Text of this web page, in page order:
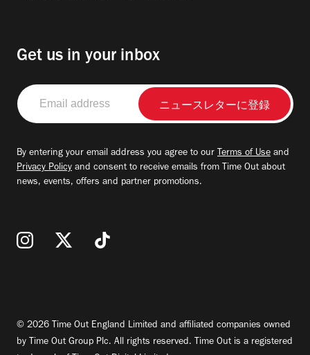
Get us in your inbox
Email
address
By entering your email address you agree to our Terms of Use and
Privacy Policy and consent to receive emails from Time Out about
news, events, offers and partner promotions.
© 2026 Time Out England Limited and affiliated companies owned
by Time Out Group Plc. All rights reserved. Time Out is a registered